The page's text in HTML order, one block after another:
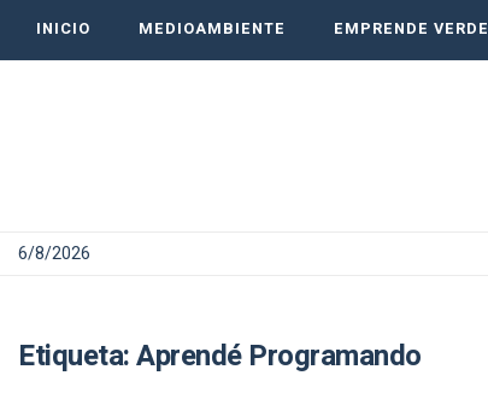
INICIO MEDIOAMBIENTE EMPRENDE VERDE
6/8/2026
Etiqueta:Aprendé Programando